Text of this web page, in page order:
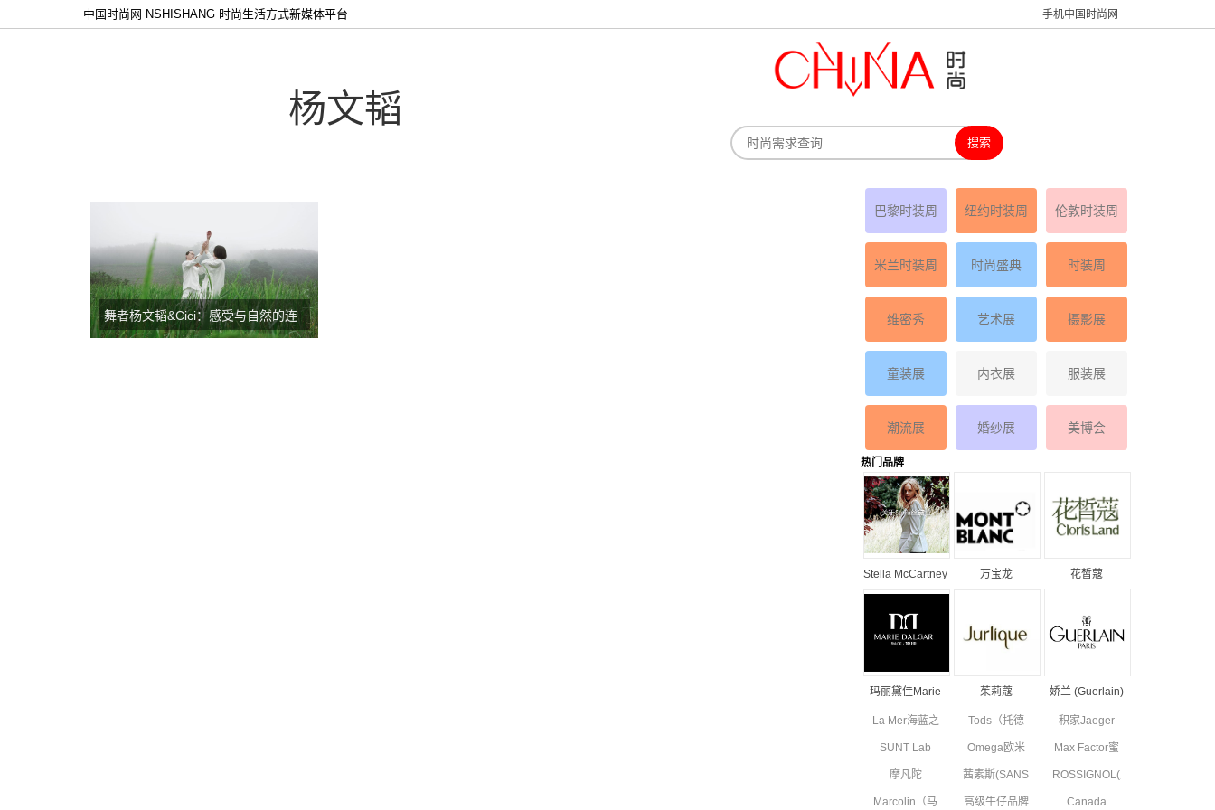
中国时尚网 NSHISHANG 时尚生活方式新媒体平台 手机中国时尚网
杨文韬
舞者杨文韬&Cici：感受与自然的连
接，舞动“韧性”故事
巴黎时装周 纽约时装周 伦敦时装周
米兰时装周 时尚盛典 时装周
维密秀 艺术展 摄影展
童装展 内衣展 服装展
潮流展 婚纱展 美博会
热门品牌
Stella McCartney
丝黛拉•麦卡妮品
牌资料介绍
万宝龙
花皙蔻
玛丽黛佳Marie
简介
茱莉蔻
资料简介
娇兰 (Guerlain)
La Mer海蓝之
Tods（托德
斯）品牌资料
简介
积家Jaeger
Le Coultre品
牌资料简介
SUNT Lab
(SUN'T集团旗
下童装)全新
副线品牌资料
Omega欧米
茄品牌资料简
介
Max Factor蜜
摩凡陀
MOVADO品
茜素斯(SANS
SOUCIS)品牌
ROSSIGNOL(卢
Marcolin（马 高级牛仔品牌 Canada